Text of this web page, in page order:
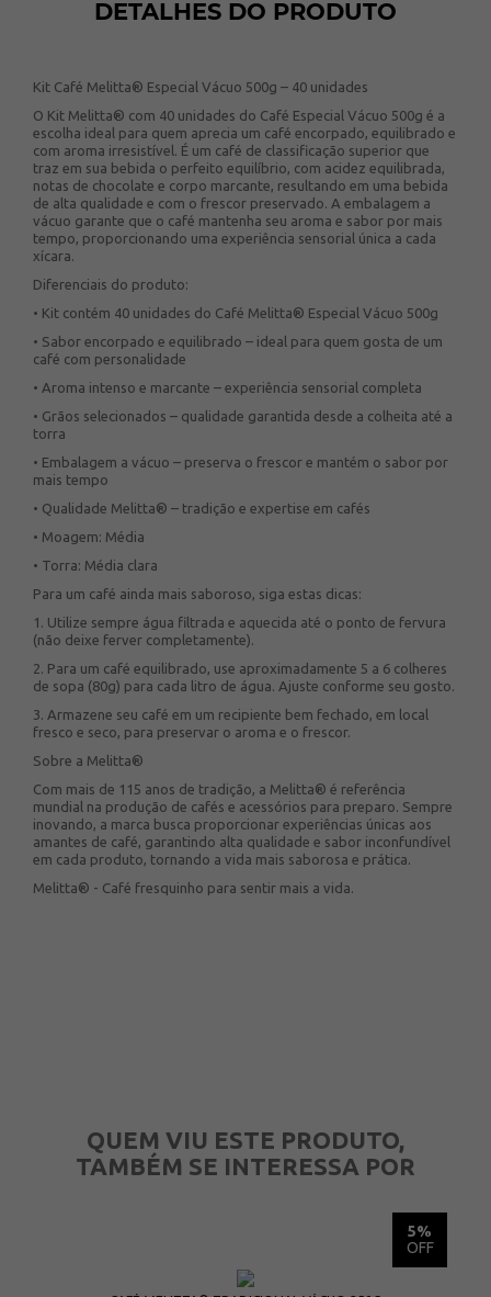
DETALHES DO PRODUTO
Kit Café Melitta® Especial Vácuo 500g – 40 unidades
O Kit Melitta® com 40 unidades do Café Especial Vácuo 500g é a
escolha ideal para quem aprecia um café encorpado, equilibrado e
com aroma irresistível. É um café de classificação superior que
traz em sua bebida o perfeito equilíbrio, com acidez equilibrada,
notas de chocolate e corpo marcante, resultando em uma bebida
de alta qualidade e com o frescor preservado. A embalagem a
vácuo garante que o café mantenha seu aroma e sabor por mais
tempo, proporcionando uma experiência sensorial única a cada
xícara.
Diferenciais do produto:
• Kit contém 40 unidades do Café Melitta® Especial Vácuo 500g
• Sabor encorpado e equilibrado – ideal para quem gosta de um
café com personalidade
• Aroma intenso e marcante – experiência sensorial completa
• Grãos selecionados – qualidade garantida desde a colheita até a
torra
• Embalagem a vácuo – preserva o frescor e mantém o sabor por
mais tempo
• Qualidade Melitta® – tradição e expertise em cafés
• Moagem: Média
• Torra: Média clara
Para um café ainda mais saboroso, siga estas dicas:
1. Utilize sempre água filtrada e aquecida até o ponto de fervura
(não deixe ferver completamente).
2. Para um café equilibrado, use aproximadamente 5 a 6 colheres
de sopa (80g) para cada litro de água. Ajuste conforme seu gosto.
3. Armazene seu café em um recipiente bem fechado, em local
fresco e seco, para preservar o aroma e o frescor.
Sobre a Melitta®
Com mais de 115 anos de tradição, a Melitta® é referência
mundial na produção de cafés e acessórios para preparo. Sempre
inovando, a marca busca proporcionar experiências únicas aos
amantes de café, garantindo alta qualidade e sabor inconfundível
em cada produto, tornando a vida mais saborosa e prática.
Melitta® - Café fresquinho para sentir mais a vida.
QUEM VIU ESTE PRODUTO,
TAMBÉM SE INTERESSA POR
5%
OFF